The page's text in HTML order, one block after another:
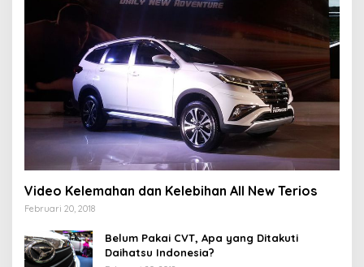
Video Kelemahan dan Kelebihan All New Terios
Februari 20, 2018
Belum Pakai CVT, Apa yang Ditakuti
Daihatsu Indonesia?